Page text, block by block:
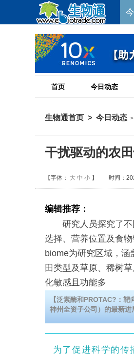
首页 今日动态
生物通首页 > 今日动态 >
干扰驱动的农
【字体： 大 中 小 】 时间：
编辑推荐：
研究人员探究了不
选择、营养位置及食
biome为研究区域，
田类型及草原、稀树
化敏感且功能多
【泛素酶和PROTAC?：
神州全资子公司）的最新进
为了促进科学的传